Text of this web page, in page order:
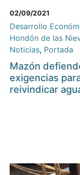
02/09/2021
Desarrollo
Hondón de las
Noticias, Portada
Mazón
exigencias
reivindicar